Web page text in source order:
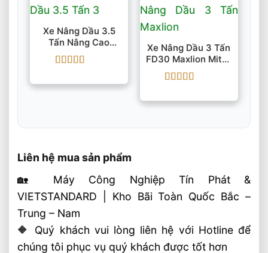
Xe Nâng Dầu 3.5
Tấn Nâng Cao
3000mm IMOW
CPCD35
hạng55 sao
Xe Nâng Dầu 3 Tấn
FD30 Maxlion Mitsu
S4S Nâng Cao 3m –
6m
hạng55 sao
Liên hệ mua sản phẩm
🏡 Máy Công Nghiệp Tín Phát &
VIETSTANDARD | Kho Bãi Toàn Quốc Bắc –
Trung – Nam
🔶 Quý khách vui lòng liên hệ với Hotline để
chúng tôi phục vụ quý khách được tốt hơn